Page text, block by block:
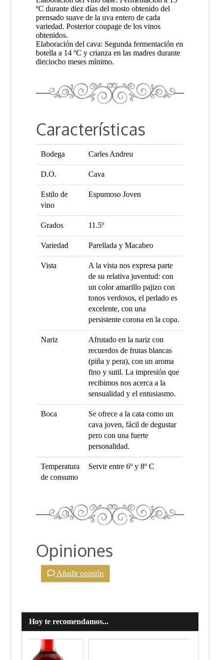
ºC durante diez días del mosto obtenido del
prensado suave de la uva entero de cada
variedad. Posterior coupage de los vinos
obtenidos.
Elaboración del cava: Segunda fermentación en
botella a 14 ºC y crianza en las madres durante
dieciocho meses mínimo.
Características
Bodega Carles Andreu
D.O. Cava
Estilo de
vino
Espumoso Joven
Grados 11.5º
Variedad Parellada y Macabeo
Vista
A la vista nos expresa parte
de su relativa juventud: con
un color amarillo pajizo con
tonos verdosos, el perlado es
excelente, con una
persistente corona en la copa.
Nariz
Afrutado en la nariz con
recuerdos de frutas blancas
(piña y pera), con un aroma
fino y sutil. La impresión que
recibimos nos acerca a la
sensualidad y el entusiasmo.
Boca
Se ofrece a la cata como un
cava joven, fácil de degustar
pero con una fuerte
personalidad.
Temperatura
de consumo
Servir entre 6º y 8º C
Opiniones
Añadir opinión
Hoy te recomendamos...